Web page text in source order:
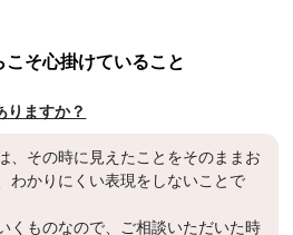
そ心掛けていること
りますか？
、その時に見えたことをそのままお
わかりにくい表現をしないことで
くものなので、ご相談いただいた時